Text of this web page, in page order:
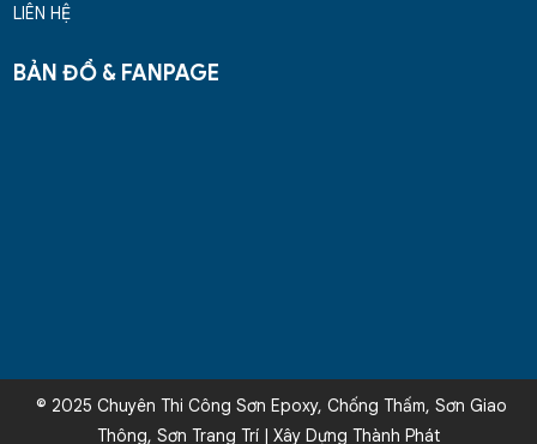
LIÊN HỆ
BẢN ĐỒ & FANPAGE
© 2025 Chuyên Thi Công Sơn Epoxy, Chống Thấm, Sơn Giao
Thông, Sơn Trang Trí | Xây Dựng Thành Phát